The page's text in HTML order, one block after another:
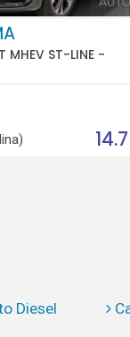
MHEV ST-LINE -
Diesel